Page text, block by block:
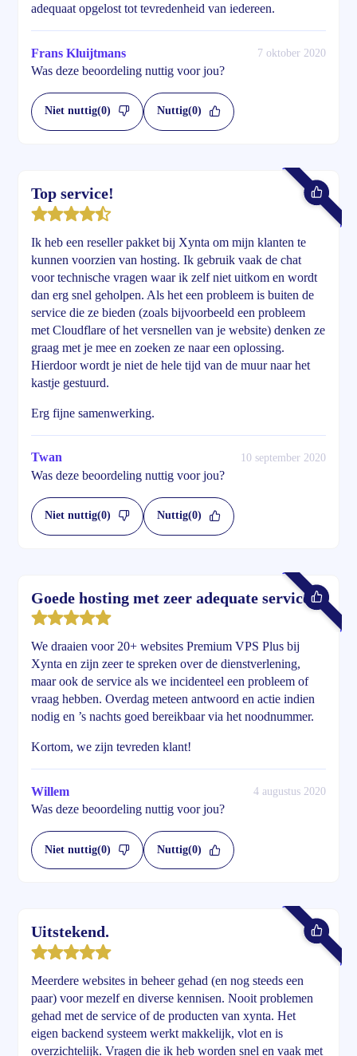
adequaat opgelost tot tevredenheid van iedereen.
Frans Kluijtmans 7 oktober 2020
Was deze beoordeling nuttig voor jou?
Niet nuttig(0) Nuttig(0)
Top service!
Ik heb een reseller pakket bij Xynta om mijn klanten te
kunnen voorzien van hosting. Ik gebruik vaak de chat
voor technische vragen waar ik zelf niet uitkom en wordt
dan erg snel geholpen. Als het een probleem is buiten de
service die ze bieden (zoals bijvoorbeeld een probleem
met Cloudflare of het versnellen van je website) denken ze
graag met je mee en zoeken ze naar een oplossing.
Hierdoor wordt je niet de hele tijd van de muur naar het
kastje gestuurd.
Erg fijne samenwerking.
Twan 10 september 2020
Was deze beoordeling nuttig voor jou?
Niet nuttig(0) Nuttig(0)
Goede hosting met zeer adequate service
We draaien voor 20+ websites Premium VPS Plus bij
Xynta en zijn zeer te spreken over de dienstverlening,
maar ook de service als we incidenteel een probleem of
vraag hebben. Overdag meteen antwoord en actie indien
nodig en ’s nachts goed bereikbaar via het noodnummer.
Kortom, we zijn tevreden klant!
Willem 4 augustus 2020
Was deze beoordeling nuttig voor jou?
Niet nuttig(0) Nuttig(0)
Uitstekend.
Meerdere websites in beheer gehad (en nog steeds een
paar) voor mezelf en diverse kennisen. Nooit problemen
gehad met de service of de producten van xynta. Het
eigen backend systeem werkt makkelijk, vlot en is
overzichtelijk. Vragen die ik heb worden snel en vaak met